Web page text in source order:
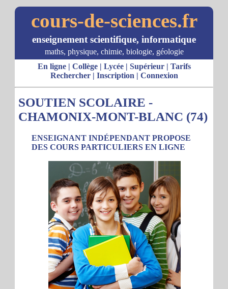
cours-de-sciences.fr
enseignement scientifique, informatique
maths, physique, chimie, biologie, géologie
En ligne| Collège| Lycée| Supérieur| Tarifs
Rechercher| Inscription | Connexion
SOUTIEN SCOLAIRE -
CHAMONIX-MONT-BLANC (74)
ENSEIGNANT INDÉPENDANT PROPOSE
DES COURS PARTICULIERS EN LIGNE